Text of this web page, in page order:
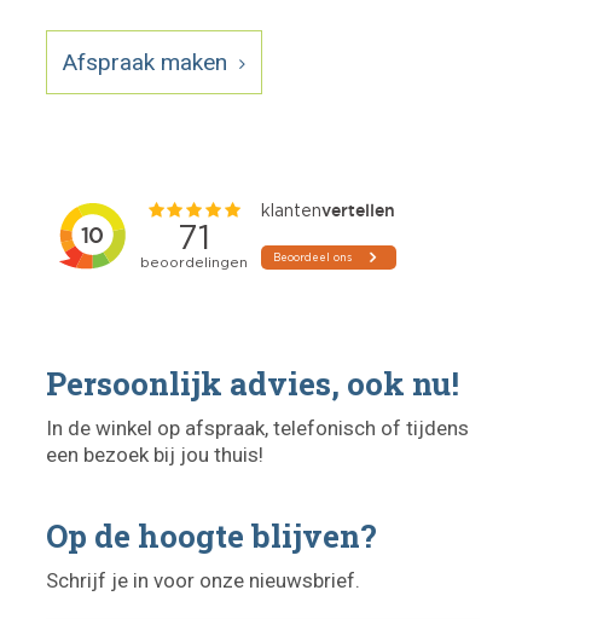
Afspraak maken
Persoonlijk advies, ook nu!
In de winkel op afspraak, telefonisch of tijdens
een bezoek bij jou thuis!
Op de hoogte blijven?
Schrijf je in voor onze nieuwsbrief.